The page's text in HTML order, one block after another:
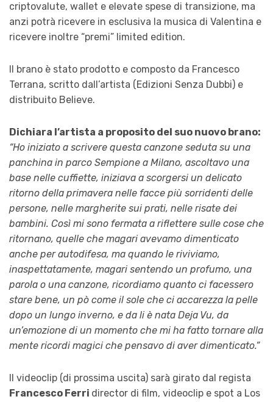
criptovalute, wallet e elevate spese di transizione, ma
anzi potrà ricevere in esclusiva la musica di Valentina e
ricevere inoltre “premi” limited edition.
Il brano è stato prodotto e composto da Francesco
Terrana, scritto dall’artista (Edizioni Senza Dubbi) e
distribuito Believe.
Dichiara l’artista a proposito del suo nuovo brano:
“Ho iniziato a scrivere questa canzone seduta su una
panchina in parco Sempione a Milano, ascoltavo una
base nelle cuffiette, iniziava a scorgersi un delicato
ritorno della primavera nelle facce più sorridenti delle
persone, nelle margherite sui prati, nelle risate dei
bambini. Così mi sono fermata a riflettere sulle cose che
ritornano, quelle che magari avevamo dimenticato
anche per autodifesa, ma quando le riviviamo,
inaspettatamente, magari sentendo un profumo, una
parola o una canzone, ricordiamo quanto ci facessero
stare bene, un pò come il sole che ci accarezza la pelle
dopo un lungo inverno, e da li è nata Deja Vu, da
un’emozione di un momento che mi ha fatto tornare alla
mente ricordi magici che pensavo di aver dimenticato.”
Il videoclip (di prossima uscita) sarà girato dal regista
Francesco Ferri director di film, videoclip e spot a Los